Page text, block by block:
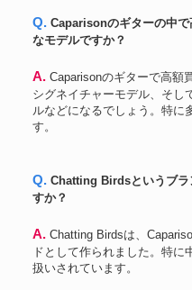
Q. Caparisonのギターの中で高額買取されているのはどのよう
なモデルですか？
A. Caparisonのギターで高額買取されているのは、ギタリストの
シグネイチャーモデル、そし
ルなどになるでしょう。特に
す。
Q. Chatting Birdsというブランドは、Caparisonと関係ありま
すか？
A. Chatting Birdsは、Caparisonnの廉価モデルを販売するブラン
ドとして作られました。特に
扱いされています。